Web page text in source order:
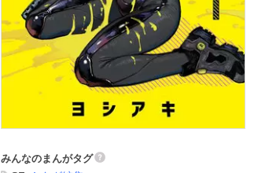
みんなのまんがタグ